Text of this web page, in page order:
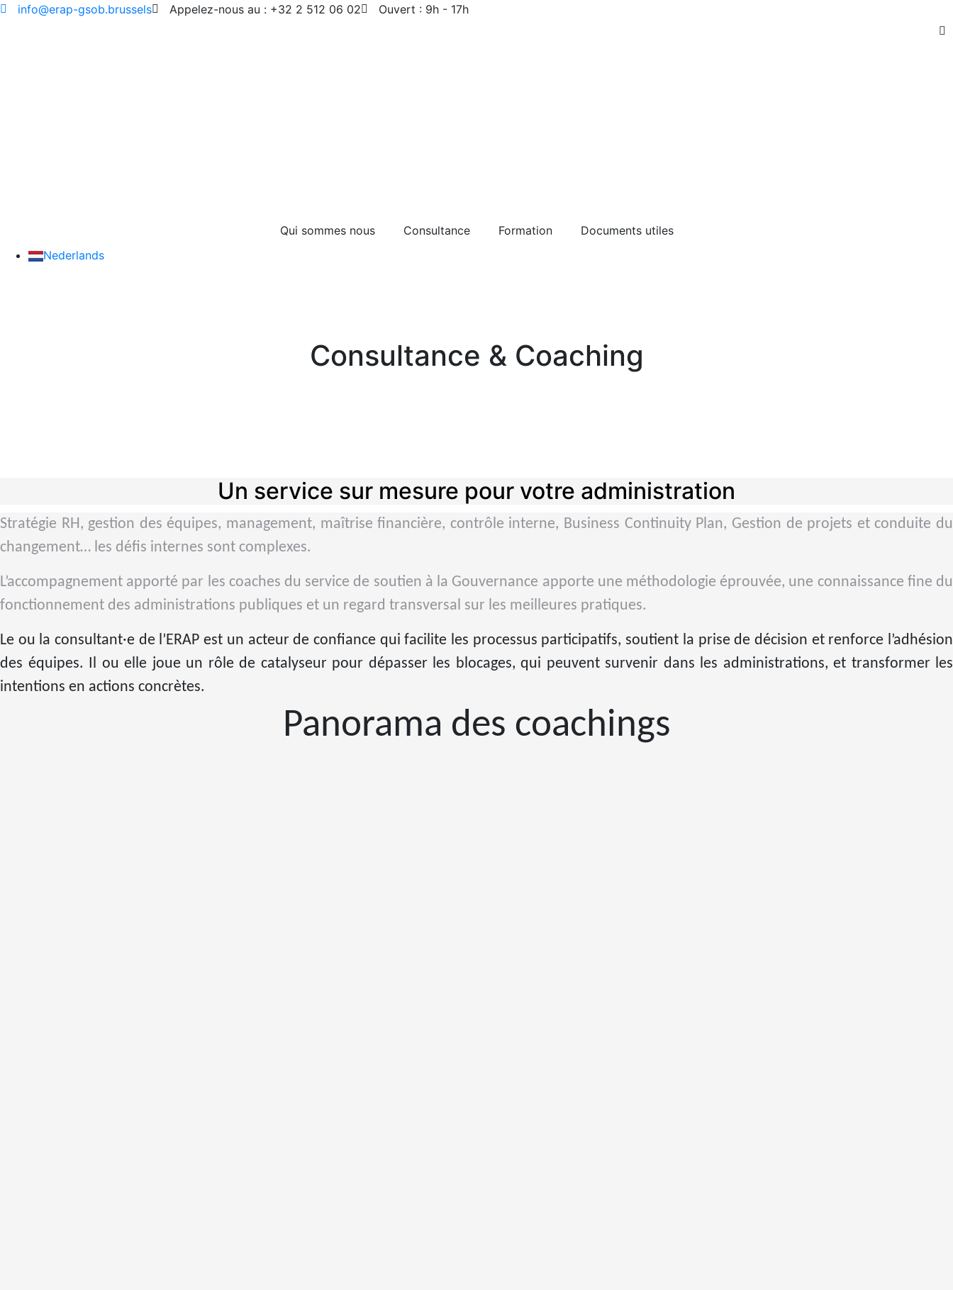
info@erap-gsob.brussels Appelez-nous au : +32 2 512 06 02 Ouvert : 9h - 17h
Qui sommes nous Consultance Formation
Documents utiles
Nederlands
Consultance & Coaching
Un service sur mesure pour votre administration
Stratégie RH, gestion des équipes, management, maîtrise financière, contrôle interne, Business Continuity Plan, Gestion de projets et conduite du
changement… les défis internes sont complexes.
L’accompagnement apporté par les coaches du service de soutien à la Gouvernance apporte une méthodologie éprouvée, une connaissance fine du
fonctionnement des administrations publiques et un regard transversal sur les meilleures pratiques.
Le ou la consultant·e de l’ERAP est un acteur de confiance qui facilite les processus participatifs, soutient la prise de décision et renforce l’adhésion
des équipes. Il ou elle joue un rôle de catalyseur pour dépasser les blocages, qui peuvent survenir dans les administrations, et transformer les
intentions en actions concrètes.
Panorama des coachings